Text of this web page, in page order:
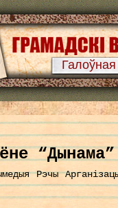
Галоўная
“Дынама”
Рэчы